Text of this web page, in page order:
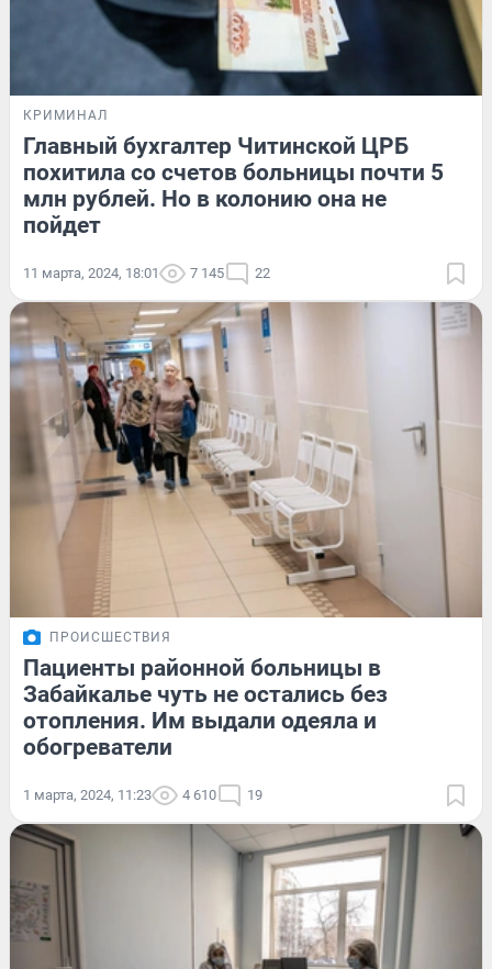
КРИМИНАЛ
Главный бухгалтер Читинской ЦРБ
похитила со счетов больницы почти 5
млн рублей. Но в колонию она не
пойдет
11 марта, 2024, 18:01 7 145 22
ПРОИСШЕСТВИЯ
Пациенты районной больницы в
Забайкалье чуть не остались без
отопления. Им выдали одеяла и
обогреватели
1 марта, 2024, 11:23 4 610 19